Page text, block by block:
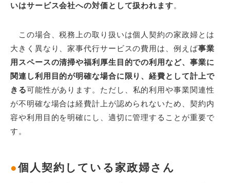
いはサービス会社への対価として扱われます。
この場合、税務上の取り扱いは個人契約の家政婦とは
大きく異なり、家事代行サービスの費用は、例えば事業
用スペースの清掃や福利厚生目的での利用など、事業に
関連し利用目的が明確な場合に限り、経費として計上で
きる可能性があります。ただし、私的利用や事業関連性
が不明確な場合は経費計上が認められないため、契約内
容や利用目的を明確にし、適切に管理することが重要で
す。
●個人契約している家政婦さん